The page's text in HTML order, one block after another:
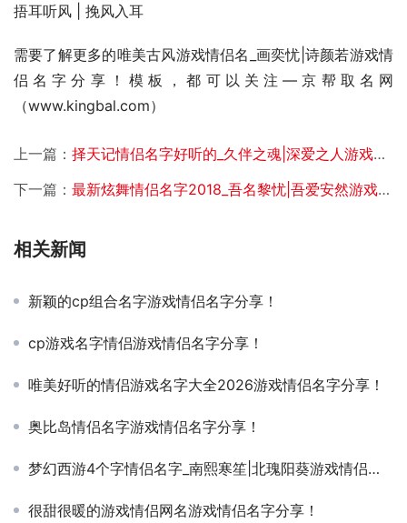
捂耳听风 | 挽风入耳
需要了解更多的唯美古风游戏情侣名_画奕忧|诗颜若游戏情
侣名字分享！模板，都可以关注—京帮取名网
（www.kingbal.com）
上一篇： 择天记情侣名字好听的_久伴之魂|深爱之人游戏情侣名字分享！
下一篇： 最新炫舞情侣名字2018_吾名黎忧|吾爱安然游戏情侣名字分享！
相关新闻
新颖的cp组合名字游戏情侣名字分享！
cp游戏名字情侣游戏情侣名字分享！
唯美好听的情侣游戏名字大全2026游戏情侣名字分享！
奥比岛情侣名字游戏情侣名字分享！
梦幻西游4个字情侣名字_南熙寒笙|北瑰阳葵游戏情侣名字分享！
很甜很暖的游戏情侣网名游戏情侣名字分享！